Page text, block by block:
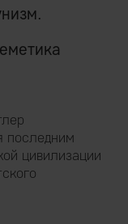
последним
цивилизации